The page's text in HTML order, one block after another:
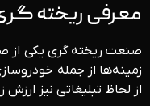
معرفی ریخته
صنعت ریخته‌ گری یکی از
زمینه‌ها از جمله
از لحاظ تبلیغاتی نیز ارزش